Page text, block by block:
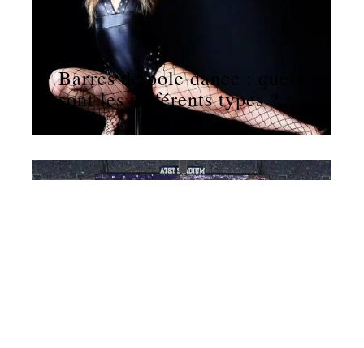
Barres de pole dance : quels
sont les différents types ?